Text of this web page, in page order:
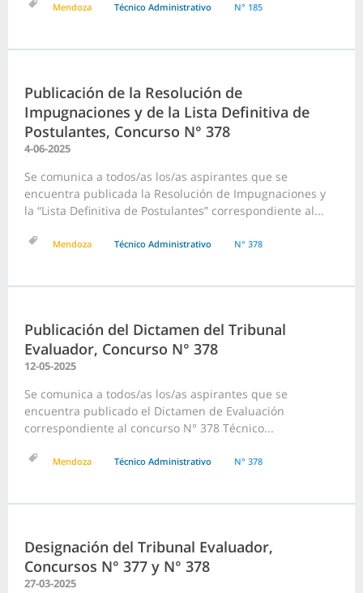
Mendoza Técnico Administrativo N° 185
Publicación de la Resolución de
Impugnaciones y de la Lista Definitiva de
Postulantes, Concurso N° 378
4-06-2025
Se comunica a todos/as los/as aspirantes que se
encuentra publicada la Resolución de Impugnaciones y
la “Lista Definitiva de Postulantes” correspondiente al...
Mendoza Técnico Administrativo N° 378
Publicación del Dictamen del Tribunal
Evaluador, Concurso N° 378
12-05-2025
Se comunica a todos/as los/as aspirantes que se
encuentra publicado el Dictamen de Evaluación
correspondiente al concurso N° 378 Técnico...
Mendoza Técnico Administrativo N° 378
Designación del Tribunal Evaluador,
Concursos N° 377 y N° 378
27-03-2025